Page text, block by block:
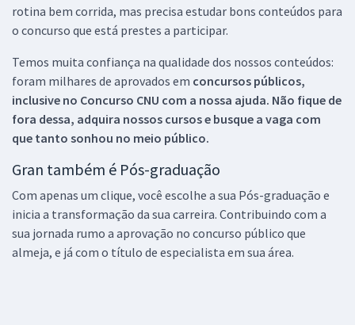
rotina bem corrida, mas precisa estudar bons conteúdos para
o concurso que está prestes a participar.
Temos muita confiança na qualidade dos nossos conteúdos:
foram milhares de aprovados em concursos públicos,
inclusive no Concurso CNU com a nossa ajuda. Não fique de
fora dessa, adquira nossos cursos e busque a vaga com
que tanto sonhou no meio público.
Gran também é Pós-graduação
Com apenas um clique, você escolhe a sua Pós-graduação e
inicia a transformação da sua carreira. Contribuindo com a
sua jornada rumo a aprovação no concurso público que
almeja, e já com o título de especialista em sua área.